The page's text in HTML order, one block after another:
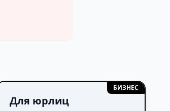
БИЗНЕС
Для юрлиц